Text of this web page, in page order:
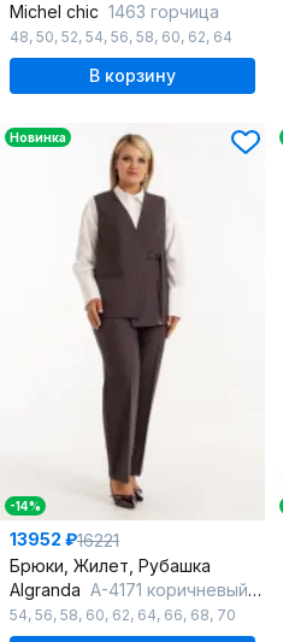
Michel chic 1463 горчица
48, 50, 52, 54, 56, 58, 60, 62, 64
В корзину
Новинка
-14%
13952 ₽16221
Брюки, Жилет, Рубашка
Algranda А-4171 коричневый-молочный
54, 56, 58, 60, 62, 64, 66, 68, 70